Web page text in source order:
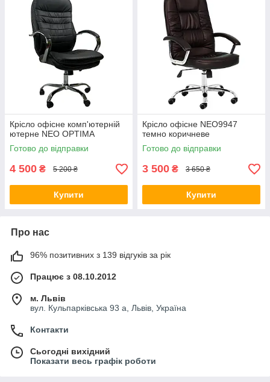
Крісло офісне комп'ютерній
ютерне NEO OPTIMA
Готово до відправки
4 500 ₴ 5 200 ₴
Купити
Крісло офісне NEO9947
темно коричневе
Готово до відправки
3 500 ₴ 3 650 ₴
Купити
Про нас
96% позитивних з 139 відгуків за рік
Працює з 08.10.2012
м. Львів
вул. Кульпарківська 93 а, Львів, Україна
Контакти
Сьогодні вихідний
Показати весь графік роботи